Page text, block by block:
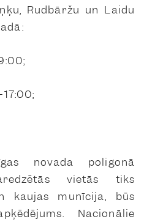
Rudbāržu un Laidu
novada poligonā
vietās tiks
kaujas munīcija, būs
Nacionālie